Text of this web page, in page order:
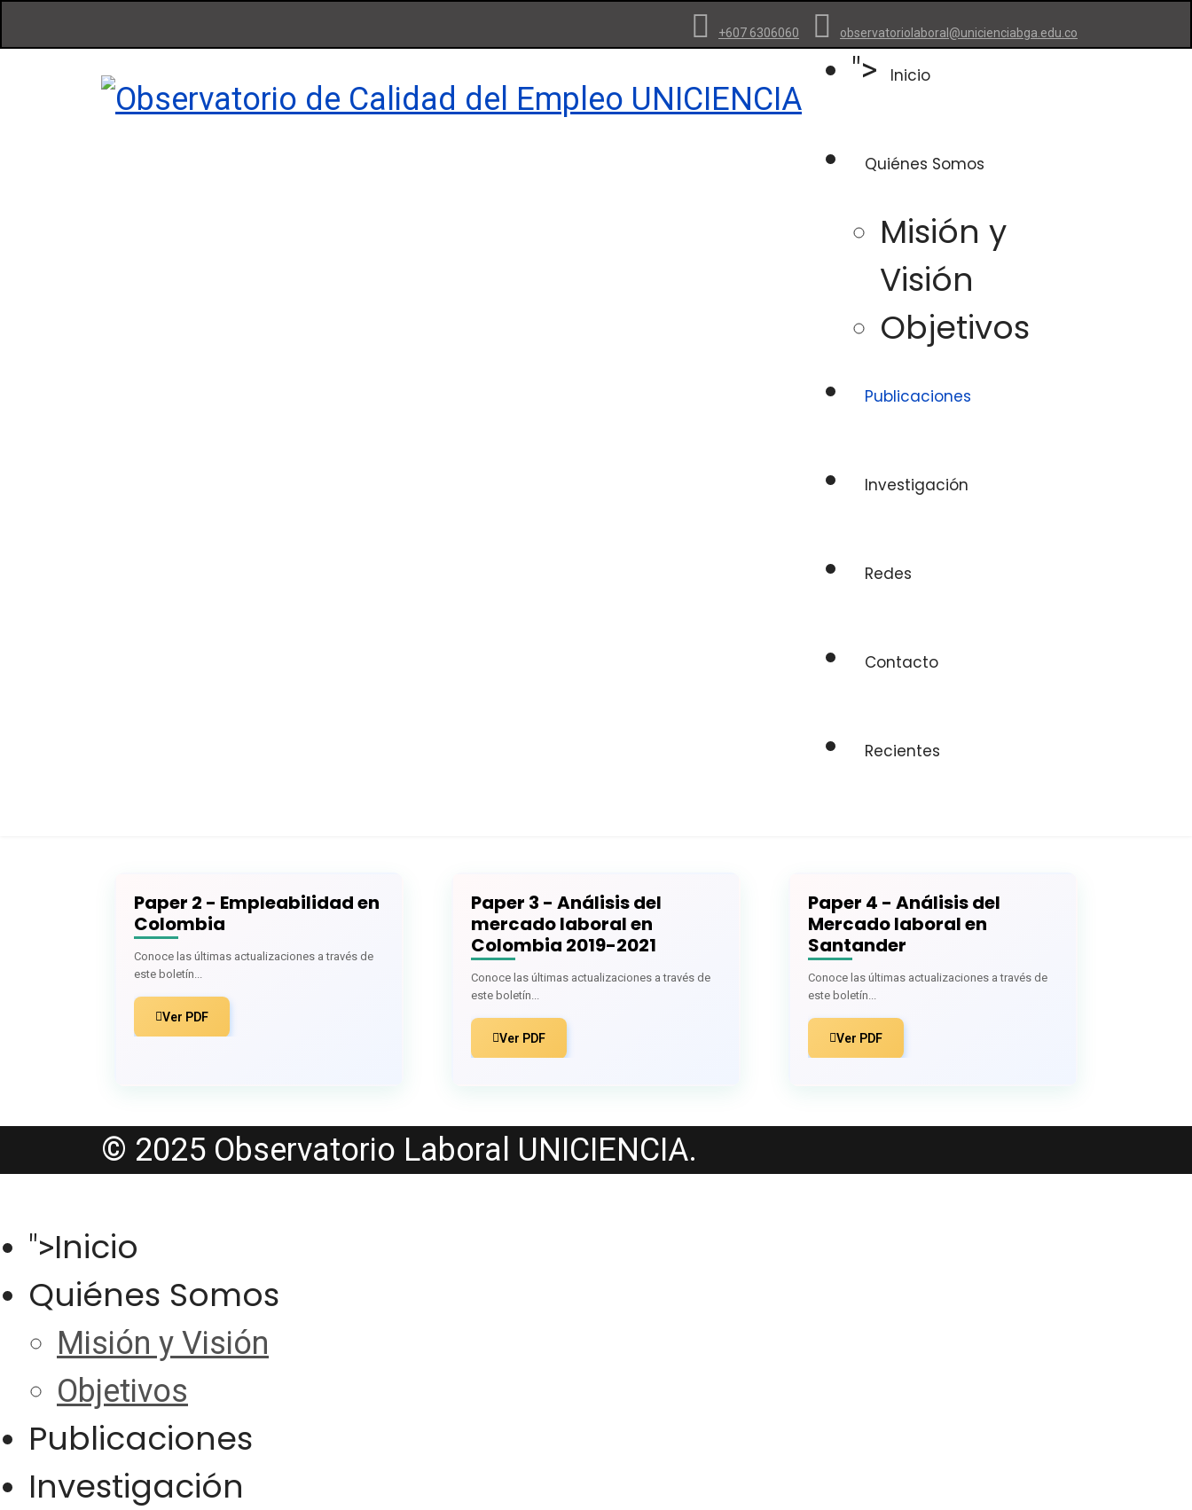
+607 6306060 observatoriolaboral@unicienciabga.edu.co
"> Inicio
Quiénes Somos
Misión y
Visión
Objetivos
Publicaciones
Investigación
Redes
Contacto
Recientes
Paper 2 - Empleabilidad en
Colombia
Conoce las últimas actualizaciones a través de
este boletín...
Ver PDF
Paper 3 - Análisis del
mercado laboral en
Colombia 2019-2021
Conoce las últimas actualizaciones a través de
este boletín...
Ver PDF
Paper 4 - Análisis del
Mercado laboral en
Santander
Conoce las últimas actualizaciones a través de
este boletín...
Ver PDF
© 2025 Observatorio Laboral UNICIENCIA.
">Inicio
Quiénes Somos
Misión y Visión
Objetivos
Publicaciones
Investigación